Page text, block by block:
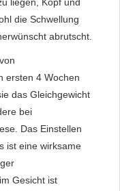
liegen, Kopf und
die Schwellung
abrutscht.
ersten 4 Wochen
das Gleichgewicht
bei
Das Einstellen
ist eine wirksame
Gesicht ist